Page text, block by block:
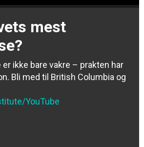
mest
ikke bare vakre – prakten har
Bli med til British Columbia og
YouTube